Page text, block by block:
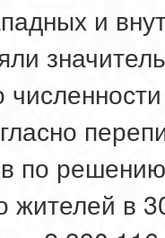
и
по
жителей в